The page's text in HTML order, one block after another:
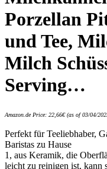
Porzellan
und Tee,
Milch
Serving…
Amazon.de Price: 22,66€(as of 03/04/
Perfekt für Teeliebhaber,
Baristas zu Hause
1, aus Keramik, die
leicht zu reinigen ist, kann